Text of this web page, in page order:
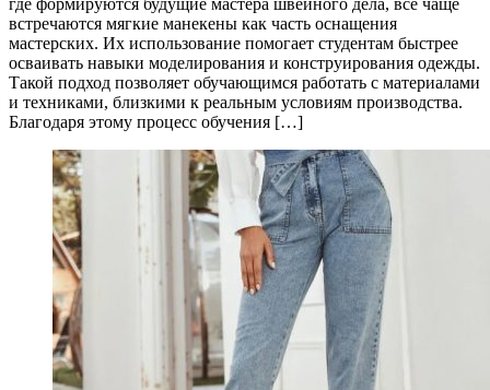
где формируются будущие мастера швейного дела, всё чаще
встречаются мягкие манекены как часть оснащения
мастерских. Их использование помогает студентам быстрее
осваивать навыки моделирования и конструирования одежды.
Такой подход позволяет обучающимся работать с материалами
и техниками, близкими к реальным условиям производства.
Благодаря этому процесс обучения […]